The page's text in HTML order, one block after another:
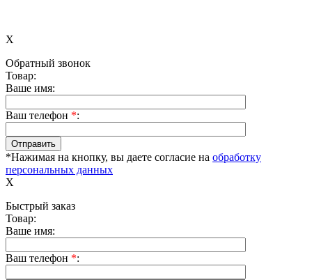
X
Обратный звонок
Товар:
Ваше имя:
Ваш телефон *:
*Нажимая на кнопку, вы даете согласие на обработку
персональных данных
X
Быстрый заказ
Товар:
Ваше имя:
Ваш телефон *: